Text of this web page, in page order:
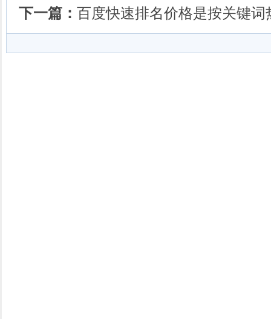
下一篇： 百度快速排名价格是按关键词